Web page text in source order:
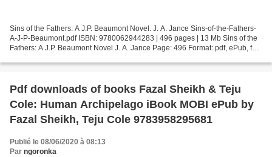
Sins of the Fathers: A J.P. Beaumont Novel. J. A. Jance Sins-of-the-Fathers-
A-J-P-Beaumont.pdf ISBN: 9780062944283 | 496 pages | 13 Mb Sins of the
Fathers: A J.P. Beaumont Novel J. A. Jance Page: 496 Format: pdf, ePub, fb2,
Pdf downloads of books Fazal Sheikh & Teju
Cole: Human Archipelago iBook MOBI ePub by
Fazal Sheikh, Teju Cole 9783958295681
Publié le 08/06/2020 à 08:13
Par ngoronka